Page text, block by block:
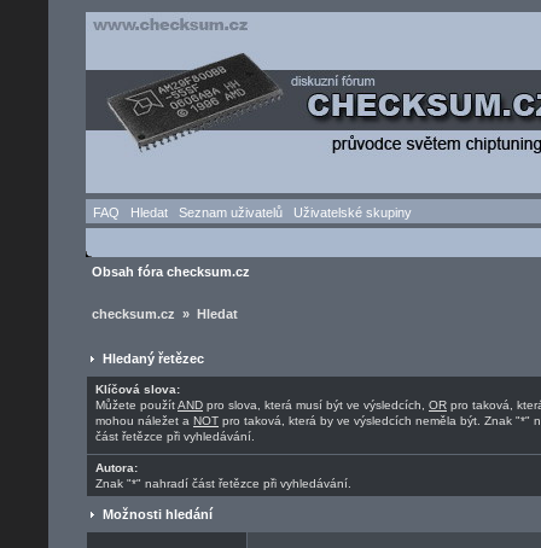
FAQ Hledat Seznam uživatelů Uživatelské skupiny
Obsah fóra checksum.cz
checksum.cz » Hledat
Hledaný řetězec
Klíčová slova:
Můžete použítAND pro slova, která musí být ve výsledcích, OR pro taková,
mohou náležet a NOT pro taková, která by ve výsledcích neměla být. Znak "*"
část řetězce při vyhledávání.
Autora:
Znak "*" nahradí část řetězce při vyhledávání.
Možnosti hledání